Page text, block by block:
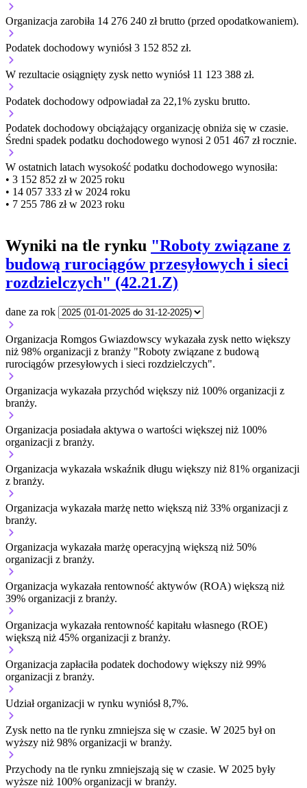
Organizacja zarobiła 14 276 240 zł brutto (przed opodatkowaniem).
Podatek dochodowy wyniósł 3 152 852 zł.
W rezultacie osiągnięty zysk netto wyniósł 11 123 388 zł.
Podatek dochodowy odpowiadał za 22,1% zysku brutto.
Podatek dochodowy obciążający organizację obniża się w czasie.
Średni spadek podatku dochodowego wynosi 2 051 467 zł rocznie.
W ostatnich latach wysokość podatku dochodowego wynosiła:
• 3 152 852 zł w 2025 roku
• 14 057 333 zł w 2024 roku
• 7 255 786 zł w 2023 roku
Wyniki na tle rynku "Roboty związane z
budową rurociągów przesyłowych i sieci
rozdzielczych" (42.21.Z)
dane za rok
Organizacja Romgos Gwiazdowscy wykazała zysk netto większy
niż 98% organizacji z branży "Roboty związane z budową
rurociągów przesyłowych i sieci rozdzielczych".
Organizacja wykazała przychód większy niż 100% organizacji z
branży.
Organizacja posiadała aktywa o wartości większej niż 100%
organizacji z branży.
Organizacja wykazała wskaźnik długu większy niż 81% organizacji
z branży.
Organizacja wykazała marżę netto większą niż 33% organizacji z
branży.
Organizacja wykazała marżę operacyjną większą niż 50%
organizacji z branży.
Organizacja wykazała rentowność aktywów (ROA) większą niż
39% organizacji z branży.
Organizacja wykazała rentowność kapitału własnego (ROE)
większą niż 45% organizacji z branży.
Organizacja zapłaciła podatek dochodowy większy niż 99%
organizacji z branży.
Udział organizacji w rynku wyniósł 8,7%.
Zysk netto na tle rynku zmniejsza się w czasie. W 2025 był on
wyższy niż 98% organizacji w branży.
Przychody na tle rynku zmniejszają się w czasie. W 2025 były
wyższe niż 100% organizacji w branży.